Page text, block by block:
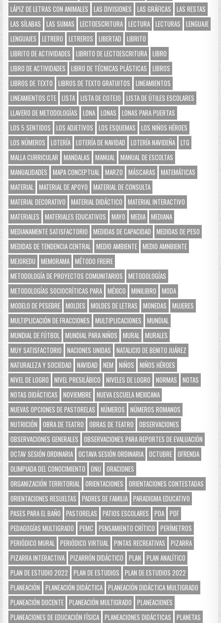
LÁPIZ DE LETRAS CON ANIMALES
LAS DIVISIONES LAS GRÁFICAS
LAS RESTAS
LAS SÍLABAS
LAS SUMAS LECTOESCRITURA LECTURA LECTURAS
LENGUAJE
LENGUAJES
LETRERO LETREROS LIBERTAD
LIBRITO
LIBRITO DE ACTIVIDADES
LIBRITO DE LECTOESCRITURA LIBRO
LIBRO DE ACTIVIDADES
LIBRO DE TÉCNICAS PLÁSTICAS
LIBROS
LIBROS DE TEXTO
LIBROS DE TEXTO GRATUITOS
LINEAMIENTOS
LINEAMIENTOS CTE LISTA LISTA DE COTEJO
LISTA DE ÚTILES ESCOLARES
LLAVERO DE METODOLOGÍAS
LONA LONAS
LONAS PARA PUERTAS
LOS 5 SENTIDOS
LOS ADJETIVOS LOS ESQUEMAS
LOS NIÑOS HÉROES
LOS NÚMEROS
LOTERÍA LOTERÍA DE NAVIDAD LOTERÍA NAVIDEÑA LTG
MALLA CURRICULAR
MANDALAS MANUAL MANUAL DE ESCOLTAS
MANUALIDADES
MAPA CONCEPTUAL MARZO MÁSCARAS
MATEMÁTICAS
MATERIAL MATERIAL DE APOYO
MATERIAL DE CONSULTA
MATERIAL DECORATIVO
MATERIAL DIDÁCTICO
MATERIAL INTERACTIVO
MATERIALES
MATERIALES EDUCATIVOS MAYO MEDIA MEDIANA
MEDIANAMENTE SATISFACTORIO
MEDIDAS DE CAPACIDAD
MEDIDAS DE PESO
MEDIDAS DE TENDENCIA CENTRAL MEDIO AMBIENTE MEDIO AMNBIENTE
MEJOREDU
MEMORAMA MÉTODO FREIRE
METODOLOGÍA DE PROYECTOS COMUNITARIOS
METODOLOGÍAS
METODOLOGÍAS SOCIOCRÍTICAS PARA MÉXICO MINILIBRO
MODA
MODELO DE PESEBRE MOLDES MOLDES DE LETRAS MONEDAS
MUJERES
MULTIPLICACIÓN DE FRACCIONES
MULTIPLICACIONES
MUNDIAL
MUNDIAL DE FÚTBOL MUNDIAL PARA NIÑOS MURAL MURALES
MUY SATISFACTORIO
NACIONES UNIDAS
NATALICIO DE BENITO JUÁREZ
NATURALEZA Y SOCIEDAD
NAVIDAD NEM NIÑOS
NIÑOS HÉROES
NIVEL DE LOGRO
NIVEL PRESILÁBICO NIVELES DE LOGRO NORMAS
NOTAS
NOTAS DIDÁCTICAS
NOVIEMBRE NUEVA ESCUELA MEXICANA
NUEVAS OPCIONES DE PASTORELAS
NÚMEROS
NÚMEROS ROMANOS
NUTRICIÓN
OBRA DE TEATRO OBRAS DE TEATRO
OBSERVACIONES
OBSERVACIONES GENERALES
OBSERVACIONES PARA REPORTES DE EVALUACIÓN
OCTAV SESIÓN ORDINARIA OCTAVA SESIÓN ORDINARIA OCTUBRE OFRENDA
OLIMPIADA DEL CONOCIMIENTO
ONU
ORACIONES
ORGANIZACIÓN TERRITORIAL ORIENTACIONES
ORIENTACIONES CONTESTADAS
ORIENTACIONES RESUELTAS
PADRES DE FAMILIA PARADIGMA EDUCATIVO
PASES PARA EL BAÑO
PASTORELAS PATIOS ESCOLARES PDA PDF
PEDAGOGÍAS MULTIGRADO
PEMC PENSAMIENTO CRÍTICO
PERÍMETROS
PERIÓDICO MURAL PERIÓDICO VIRTUAL PINTAS RECREATIVAS
PIZARRA
PIZARRA INTERACTIVA PIZARRÓN DIDÁCTICO PLAN
PLAN ANALÍTICO
PLAN DE ESTUDIO 2022
PLAN DE ESTUDIOS
PLAN DE ESTUDIOS 2022
PLANEACIÓN
PLANEACIÓN DIDÁCTICA PLANEACIÓN DIDÁCTICA MULTIGRADO
PLANEACIÓN DOCENTE PLANEACIÓN MULTIGRADO
PLANEACIONES
PLANEACIONES DE EDUCACIÓN FÍSICA PLANEACIONES DIDÁCTICAS PLANETAS